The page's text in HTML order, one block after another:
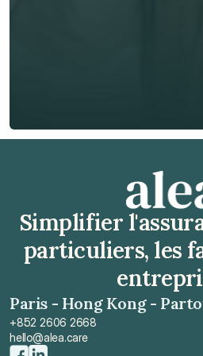
Obtenir un devis gratuit
Simplifier
particuliers, les
Paris - Hong Kong -
+852 2606 2668
hello@alea.care